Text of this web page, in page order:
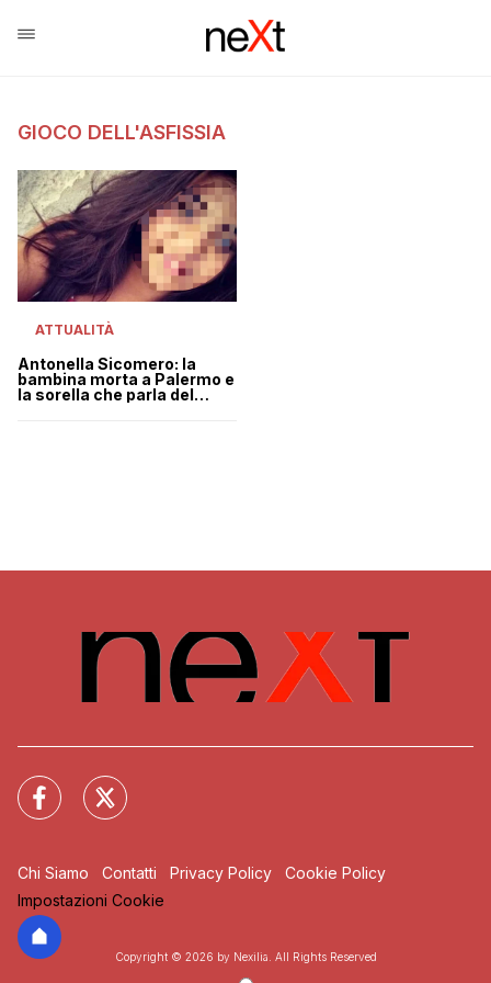
GIOCO DELL'ASFISSIA
ATTUALITÀ
Antonella Sicomero: la
bambina morta a Palermo e
la sorella che parla del
Chi Siamo Contatti Privacy Policy
Cookie Policy
Impostazioni Cookie
Copyright © 2026 by Nexilia. All Rights Reserved